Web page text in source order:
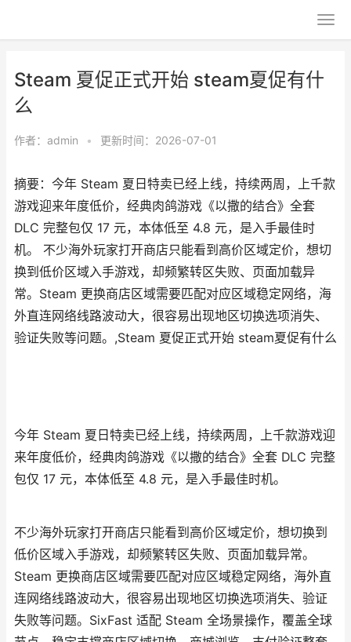
Steam 夏促正式开始 steam夏促有什
么
作者： admin • 更新时间：2026-07-01
摘要：今年 Steam 夏日特卖已经上线，持续两周，上千款
游戏迎来年度低价，经典肉鸽游戏《以撒的结合》全套
DLC 完整包仅 17 元，本体低至 4.8 元，是入手最佳时
机。 不少海外玩家打开商店只能看到高价区域定价，想切
换到低价区域入手游戏，却频繁转区失败、页面加载异
常。Steam 更换商店区域需要匹配对应区域稳定网络，海
外直连网络线路波动大，很容易出现地区切换选项消失、
验证失败等问题。,Steam 夏促正式开始 steam夏促有什么
今年 Steam 夏日特卖已经上线，持续两周，上千款游戏迎
来年度低价，经典肉鸽游戏《以撒的结合》全套 DLC 完整
包仅 17 元，本体低至 4.8 元，是入手最佳时机。
不少海外玩家打开商店只能看到高价区域定价，想切换到
低价区域入手游戏，却频繁转区失败、页面加载异常。
Steam 更换商店区域需要匹配对应区域稳定网络，海外直
连网络线路波动大，很容易出现地区切换选项消失、验证
失败等问题。SixFast 适配 Steam 全场景操作，覆盖全球